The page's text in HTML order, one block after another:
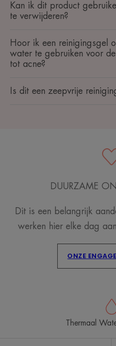
Kan ik dit product
te verwijderen?
Hoor ik een reinigingsgel
water te gebruiken voor
tot acne?
Is dit een zeepvrije
DUURZAME
Dit is een belangrijk
werken hier elke dag
ONZE
Thermaal